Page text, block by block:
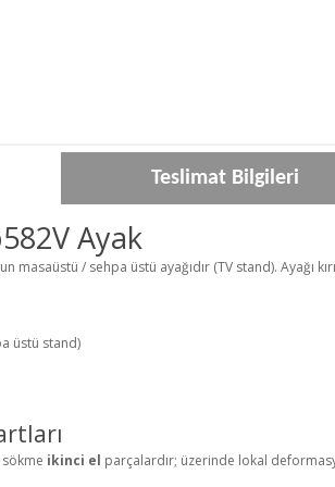
Teslimat Bilgileri
Ayak
masaüstü / sehpa üstü ayağıdır (TV stand). Ayağı
üstü stand)
sökme ikinci el parçalardır; üzerinde lokal